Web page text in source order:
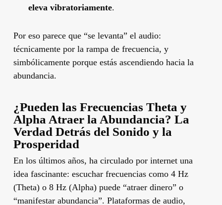
eleva vibratoriamente.
Por eso parece que “se levanta” el audio:
técnicamente por la rampa de frecuencia, y
simbólicamente porque estás ascendiendo hacia la
abundancia.
¿Pueden las Frecuencias Theta y
Alpha Atraer la Abundancia? La
Verdad Detrás del Sonido y la
Prosperidad
En los últimos años, ha circulado por internet una
idea fascinante: escuchar frecuencias como 4 Hz
(Theta) o 8 Hz (Alpha) puede “atraer dinero” o
“manifestar abundancia”. Plataformas de audio,